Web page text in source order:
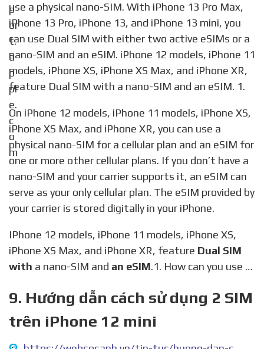
use a physical nano-SIM. With iPhone 13 Pro Max,
iPhone 13 Pro, iPhone 13, and iPhone 13 mini, you
can use Dual SIM with either two active eSIMs or a
nano-SIM and an eSIM. iPhone 12 models, iPhone 11
models, iPhone XS, iPhone XS Max, and iPhone XR,
feature Dual SIM with a nano-SIM and an eSIM. 1.
On iPhone 12 models, iPhone 11 models, iPhone XS,
iPhone XS Max, and iPhone XR, you can use a
physical nano-SIM for a cellular plan and an eSIM for
one or more other cellular plans. If you don’t have a
nano-SIM and your carrier supports it, an eSIM can
serve as your only cellular plan. The eSIM provided by
your carrier is stored digitally in your iPhone.
IPhone 12 models, iPhone 11 models, iPhone XS,
iPhone XS Max, and iPhone XR, feature Dual SIM
with a nano-SIM and an eSIM.1. How can you use …
9. Hướng dẫn cách sử dụng 2 SIM
trên iPhone 12 mini